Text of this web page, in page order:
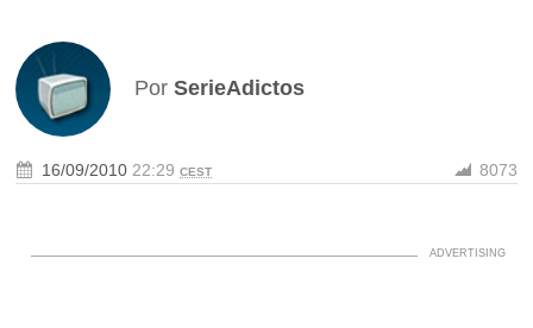
PorSerieAdictos
16/09/2010 22:29CEST 8073